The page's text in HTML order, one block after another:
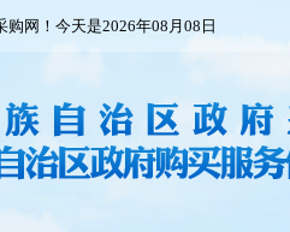
网！今天是2026年08月08日